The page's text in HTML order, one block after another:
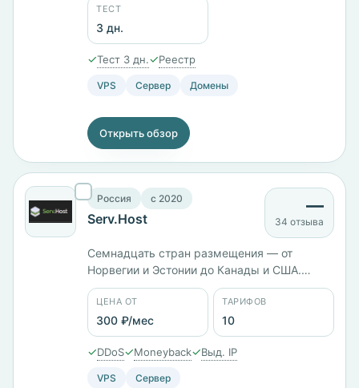
ГБ и диском на 310 ГБ — 8000 ₽/мес.
ТЕСТ
3 дн.
✓Тест 3 дн.✓Реестр
VPS Сервер Домены
Открыть обзор
Россия c 2020
Serv.Host
—
34 отзыва
Семнадцать стран размещения — от
Норвегии и Эстонии до Канады и США.
Тарифы названы по процессорам: Epyc-
7502-1 с 1 ГБ памяти стоит 150 ₽/мес, Epyc-
7502-2 с 2 ГБ — 300 ₽/мес, московский i7-
12700K с 4 ГБ — 730 ₽/мес. Панель
ISPmanager, оплата в том числе биткоином.
ЦЕНА ОТ
300 ₽/мес
ТАРИФОВ
10
✓DDoS✓Moneyback✓Выд. IP
VPS Сервер